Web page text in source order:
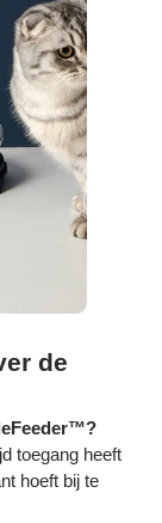
de
toegang heeft
hoeft bij te